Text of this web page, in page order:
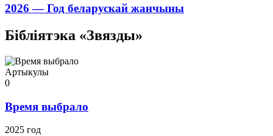
2026 — Год беларускай жанчыны
Бібліятэка «Звязды»
Артыкулы
0
Время выбрало
2025 год